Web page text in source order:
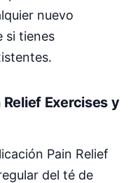
nuevo
si tienes
Exercises y
Pain Relief
del té de